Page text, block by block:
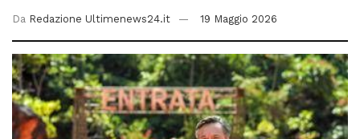
Da Redazione Ultimenews24.it 19 Maggio 2026